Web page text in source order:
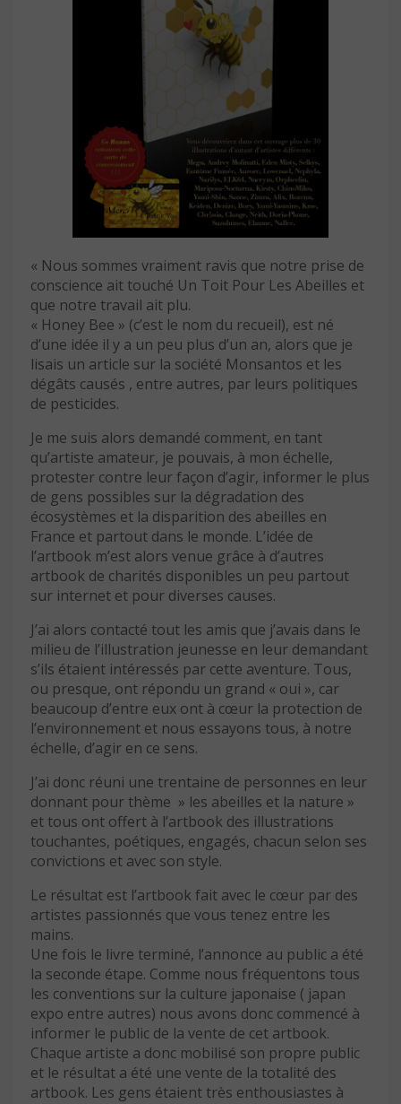
« Nous sommes vraiment ravis que notre prise de
conscience ait touché Un Toit Pour Les Abeilles et
que notre travail ait plu.
« Honey Bee » (c’est le nom du recueil), est né
d’une idée il y a un peu plus d’un an, alors que je
lisais un article sur la société Monsantos et les
dégâts causés , entre autres, par leurs politiques
de pesticides.
Je me suis alors demandé comment, en tant
qu’artiste amateur, je pouvais, à mon échelle,
protester contre leur façon d’agir, informer le plus
de gens possibles sur la dégradation des
écosystèmes et la disparition des abeilles en
France et partout dans le monde. L’idée de
l’artbook m’est alors venue grâce à d’autres
artbook de charités disponibles un peu partout
sur internet et pour diverses causes.
J’ai alors contacté tout les amis que j’avais dans le
milieu de l’illustration jeunesse en leur demandant
s’ils étaient intéressés par cette aventure. Tous,
ou presque, ont répondu un grand « oui », car
beaucoup d’entre eux ont à cœur la protection de
l’environnement et nous essayons tous, à notre
échelle, d’agir en ce sens.
J’ai donc réuni une trentaine de personnes en leur
donnant pour thème » les abeilles et la nature »
et tous ont offert à l’artbook des illustrations
touchantes, poétiques, engagés, chacun selon ses
convictions et avec son style.
Le résultat est l’artbook fait avec le cœur par des
artistes passionnés que vous tenez entre les
mains.
Une fois le livre terminé, l’annonce au public a été
la seconde étape. Comme nous fréquentons tous
les conventions sur la culture japonaise ( japan
expo entre autres) nous avons donc commencé à
informer le public de la vente de cet artbook.
Chaque artiste a donc mobilisé son propre public
et le résultat a été une vente de la totalité des
artbook. Les gens étaient très enthousiastes à